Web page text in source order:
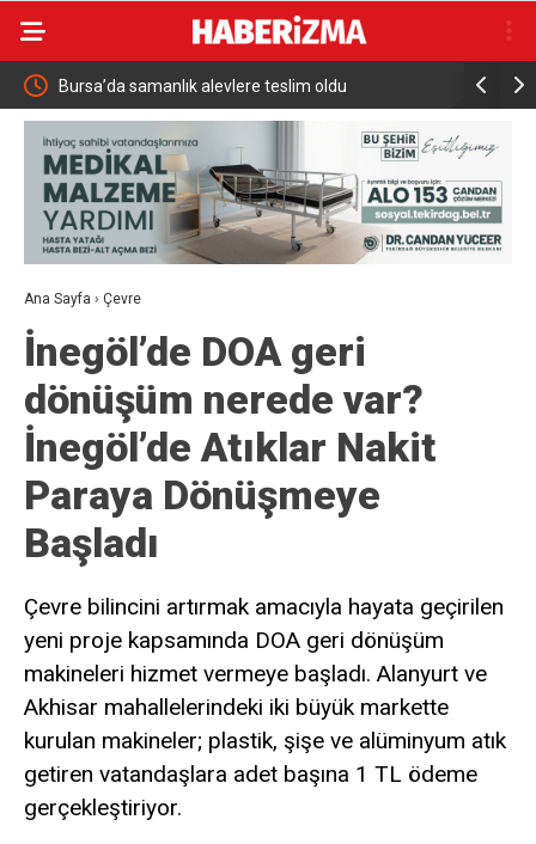
Bursa’da samanlık alevlere teslim oldu Down
Ana Sayfa › Çevre
İnegöl’de DOA geri
dönüşüm nerede var?
İnegöl’de Atıklar Nakit
Paraya Dönüşmeye
Başladı
Çevre bilincini artırmak amacıyla hayata geçirilen
yeni proje kapsamında DOA geri dönüşüm
makineleri hizmet vermeye başladı. Alanyurt ve
Akhisar mahallelerindeki iki büyük markette
kurulan makineler; plastik, şişe ve alüminyum atık
getiren vatandaşlara adet başına 1 TL ödeme
gerçekleştiriyor.